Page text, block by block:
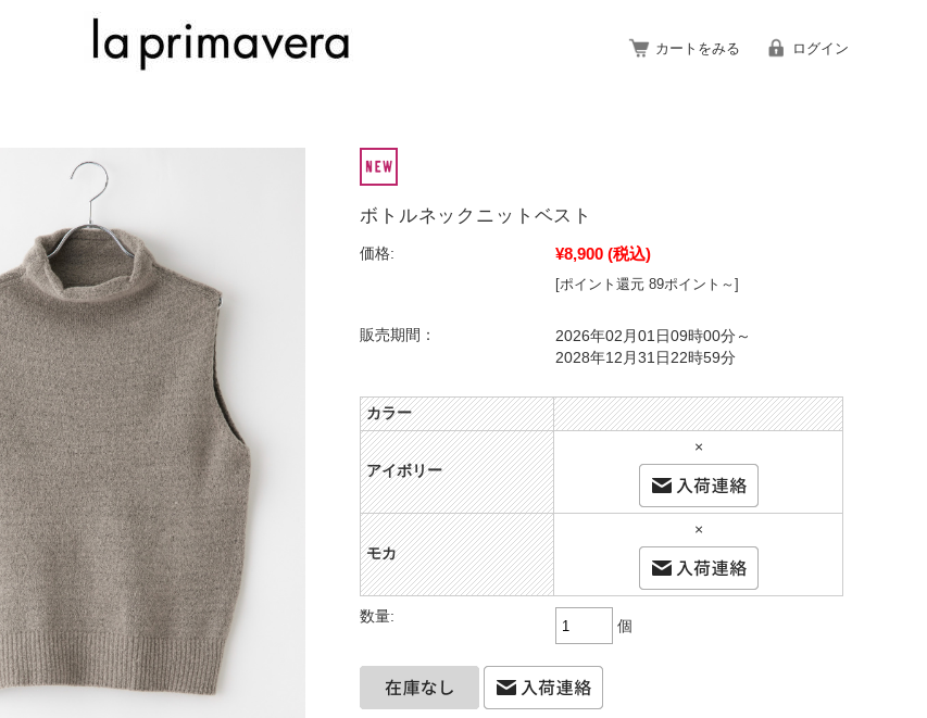
カートをみる ログイン
ボトルネックニットベスト
価格: ¥8,900 (税込)
[ポイント還元 89ポイント～]
販売期間：
2026年02月01日09時00分～
2028年12月31日22時59分
カラー
アイボリー
×
モカ
×
数量:
個